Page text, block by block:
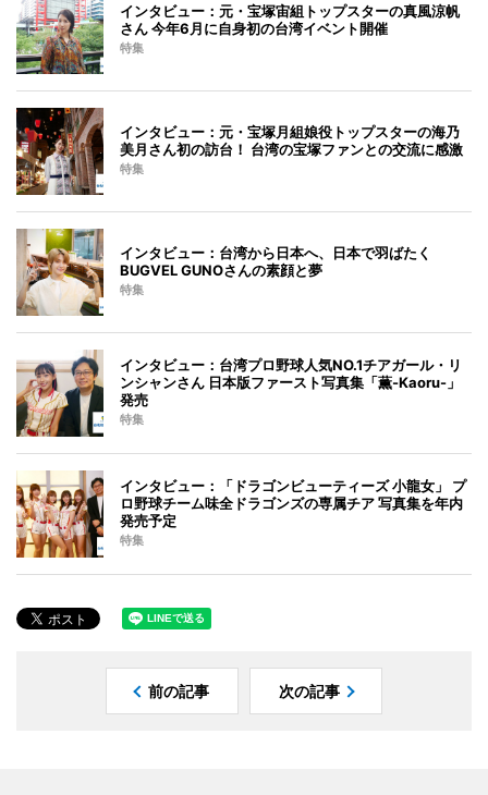
インタビュー：元・宝塚宙組トップスターの真風涼帆
さん 今年6月に自身初の台湾イベント開催
特集
インタビュー：元・宝塚月組娘役トップスターの海乃
美月さん初の訪台！ 台湾の宝塚ファンとの交流に感激
特集
インタビュー：台湾から日本へ、日本で羽ばたく
BUGVEL GUNOさんの素顔と夢
特集
インタビュー：台湾プロ野球人気NO.1チアガール・リ
ンシャンさん 日本版ファースト写真集「薫-Kaoru-」
発売
特集
インタビュー：「ドラゴンビューティーズ 小龍女」 プ
ロ野球チーム味全ドラゴンズの専属チア 写真集を年内
発売予定
特集
前の記事 次の記事